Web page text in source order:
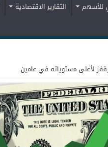
للأسهم التقارير الاقتصادية
يقفز لأعلى مستوياته في عامين